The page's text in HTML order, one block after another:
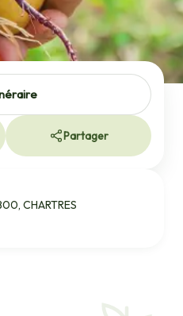
Partager
CHARTRES